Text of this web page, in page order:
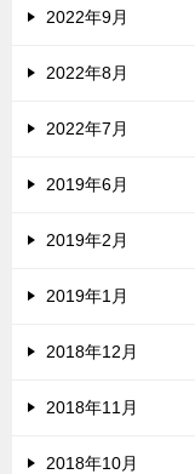
2022年9月
2022年8月
2022年7月
2019年6月
2019年2月
2019年1月
2018年12月
2018年11月
2018年10月